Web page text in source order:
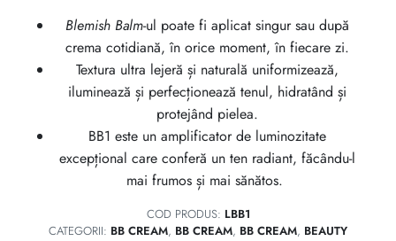
Blemish Balm-ul poate fi aplicat singur sau după
crema cotidiană, în orice moment, în fiecare zi.
Textura ultra lejeră și naturală uniformizează,
iluminează și perfecționează tenul, hidratând și
protejând pielea.
BB1 este un amplificator de luminozitate
excepțional care conferă un ten radiant, făcându-l
mai frumos și mai sănătos.
COD PRODUS: LBB1
CATEGORII: BB CREAM, BB CREAM, BB CREAM, BEAUTY